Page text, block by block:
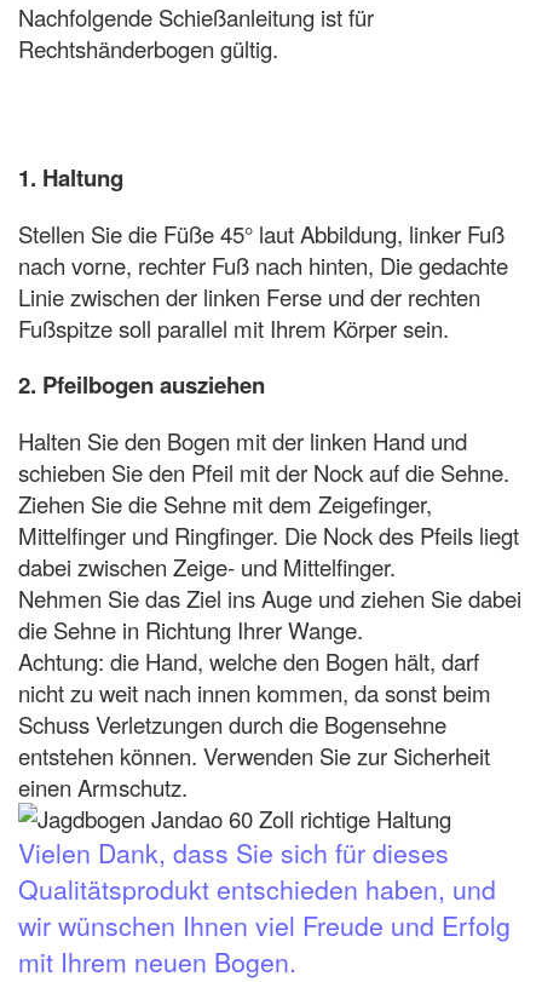
Nachfolgende Schießanleitung ist für
Rechtshänderbogen gültig.
1. Haltung
Stellen Sie die Füße 45° laut Abbildung, linker Fuß
nach vorne, rechter Fuß nach hinten, Die gedachte
Linie zwischen der linken Ferse und der rechten
Fußspitze soll parallel mit Ihrem Körper sein.
2. Pfeilbogen ausziehen
Halten Sie den Bogen mit der linken Hand und
schieben Sie den Pfeil mit der Nock auf die Sehne.
Ziehen Sie die Sehne mit dem Zeigefinger,
Mittelfinger und Ringfinger. Die Nock des Pfeils liegt
dabei zwischen Zeige- und Mittelfinger.
Nehmen Sie das Ziel ins Auge und ziehen Sie dabei
die Sehne in Richtung Ihrer Wange.
Achtung: die Hand, welche den Bogen hält, darf
nicht zu weit nach innen kommen, da sonst beim
Schuss Verletzungen durch die Bogensehne
entstehen können. Verwenden Sie zur Sicherheit
einen Armschutz.
Vielen Dank, dass Sie sich für dieses
Qualitätsprodukt entschieden haben, und
wir wünschen Ihnen viel Freude und Erfolg
mit Ihrem neuen Bogen.